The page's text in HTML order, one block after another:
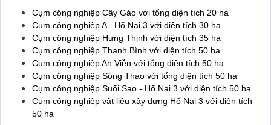
Cụm công nghiệp Cây Gáo với tổng diện tích 20 ha
Cụm công nghiệp A - Hố Nai 3 với diện tích 30 ha
Cụm công nghiệp Hưng Thịnh với diện tích 35 ha
Cụm công nghiệp Thanh Bình với diện tích 50 ha
Cụm công nghiệp An Viễn với tổng diện tích 50 ha
Cụm công nghiệp Sông Thao với tổng diện tích 50 ha
Cụm công nghiệp Suối Sao - Hố Nai 3 với diện tích 50 ha.
Cụm công nghiệp vật liệu xây dựng Hố Nai 3 với diện tích
50 ha